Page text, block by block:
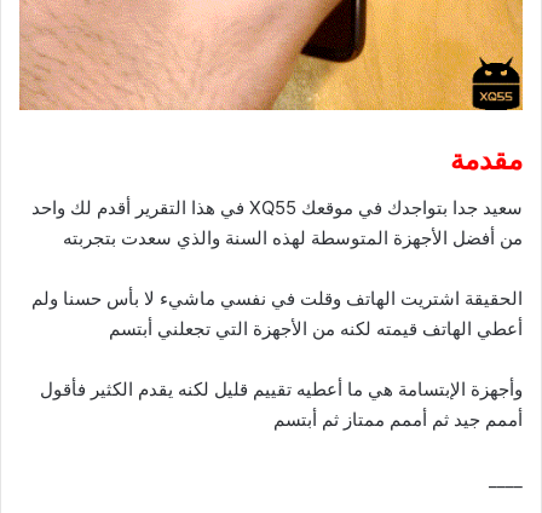
مقدمة
سعيد جدا بتواجدك في موقعك XQ55 في هذا التقرير أقدم لك واحد
من أفضل الأجهزة المتوسطة لهذه السنة والذي سعدت بتجربته
الحقيقة اشتريت الهاتف وقلت في نفسي ماشيء لا بأس حسنا ولم
أعطي الهاتف قيمته لكنه من الأجهزة التي تجعلني أبتسم
وأجهزة الإبتسامة هي ما أعطيه تقييم قليل لكنه يقدم الكثير فأقول
أممم جيد ثم أممم ممتاز ثم أبتسم